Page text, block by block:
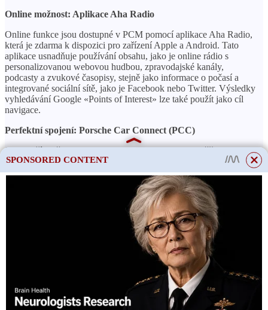
Online možnost: Aplikace Aha Radio
Online funkce jsou dostupné v PCM pomocí aplikace Aha Radio,
která je zdarma k dispozici pro zařízení Apple a Android. Tato
aplikace usnadňuje používání obsahu, jako je online rádio s
personalizovanou webovou hudbou, zpravodajské kanály,
podcasty a zvukové časopisy, stejně jako informace o počasí a
integrované sociální sítě, jako je Facebook nebo Twitter. Výsledky
vyhledávání Google «Points of Interest» lze také použít jako cíl
navigace.
Perfektní spojení: Porsche Car Connect (PCC)
Jako další možnost Porsche Car Connect (PCC) umožňuje
vzdálený přístup k informacím a ovládání jednotlivých funkcí
vozidla pomocí chytrého telefonu. Odpovídající aplikace jsou k
dispozici pro zařízení Apple i Android. Kromě jiných funkcí lze
PCC použít k vyvolání údajů o vozidle a zobrazení polohy
vozidla a také k zamknutí vozidla aktivací systému centrálního
V případě krádeže lze vozidlo lokalizovat pomocí systému
Porsche Vehicle Tracking System (PVTS). K používání Porsche
Car Connect je nutná samostatná smlouva s poskytovatelem
služeb doporučeným příslušným partnerem Porsche. Porsche Car
Connect lze doplnit o systém Porsche Vehicle Tracking System
Plus (PVTS Plus). Tento systém poskytuje dodatečná
bezpečnostní opatření pro PVTS, jako je pokovená montáž,
SPONSORED CONTENT